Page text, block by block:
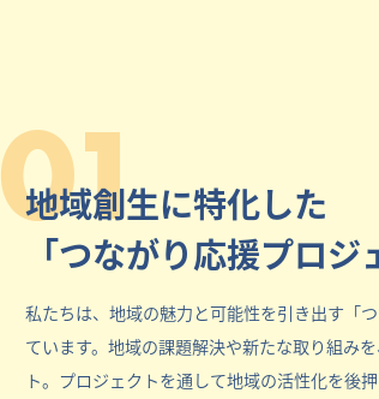
01
地域創生に特化した
「つながり応援プロ
私たちは、地域の魅力と可能性を引き出す「
ています。地域の課題解決や新たな取り組み
ト。プロジェクトを通して地域の活性化を後